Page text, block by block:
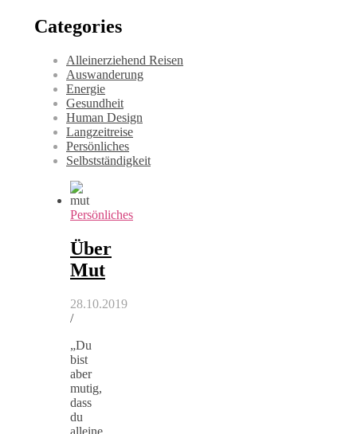
Categories
Alleinerziehend Reisen
Auswanderung
Energie
Gesundheit
Human Design
Langzeitreise
Persönliches
Selbstständigkeit
Persönliches
Über
Mut
28.10.2019
/
„Du
bist
aber
mutig,
dass
du
alleine